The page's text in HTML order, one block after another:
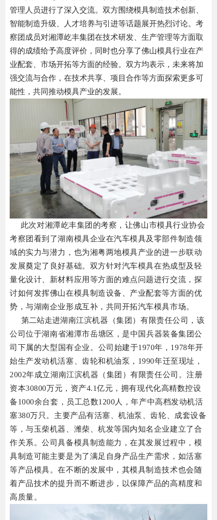
管理人员进行了深入交流。双方围绕模具制造技术创新、
智能制造升级、人才培养与引进等话题展开热烈讨论。考
察团成员对湘潭屹丰集团在技术研发、生产管理等方面取
得的成绩给予高度评价，同时也分享了佛山模具行业在产
业配套、市场开拓等方面的经验。双方均表示，未来将加
强交流与合作，在技术共享、项目合作等方面探索更多可
能性，共同推动模具产业的发展。
此次对湘潭屹丰集团的考察，让佛山市模具行业协会
考察团看到了湖南模具企业在汽车模具及零部件制造领
域的实力与潜力，也为湘粤两地模具产业的进一步联动
发展奠定了良好基础。 双方针对汽车模具在热成型及 轻
量化设计、新材料应用等方面的难点问题进行交流，探
讨如何发挥佛山在模具制造设备、产业配套等方面的优
势，与湖南企业形成互补，共同开拓汽车模具市场。
第二站走进湖南江滨机器 （集团 ）有限责任公司，该
公司位于湖南省湘潭市岳塘区，是中国兵器装备集团公
司下属的大型国有企业。 公司始建于1970年，1978年开
始生产发动机活塞、齿轮和机油泵，1990年迁至现址，
2002年成立湖南江滨机器（集团）有限责任公司。注册
资本30800万元，资产4.1亿元，拥有现代化高精数控设
备1000余台套，员工总数1200人，年产中高档发动机活
塞380万只。 主要产品有活塞、机油泵、齿轮、成套设备
等，与玉柴机器、潍柴、杭发等国内知名企业建立了合
作关系。公司具备模具制造能力，在其发展过程中，模
具制造可能主要是为了满足自身产品生产需求，如活塞
等产品模具。在不断的发展中，其模具制造技术也会随
着产品技术的提升而不断进步，以保障产品的高精度和
高质量。